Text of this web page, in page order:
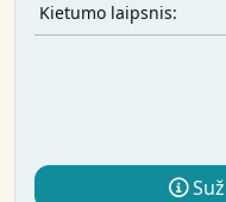
Kietumo laipsnis: